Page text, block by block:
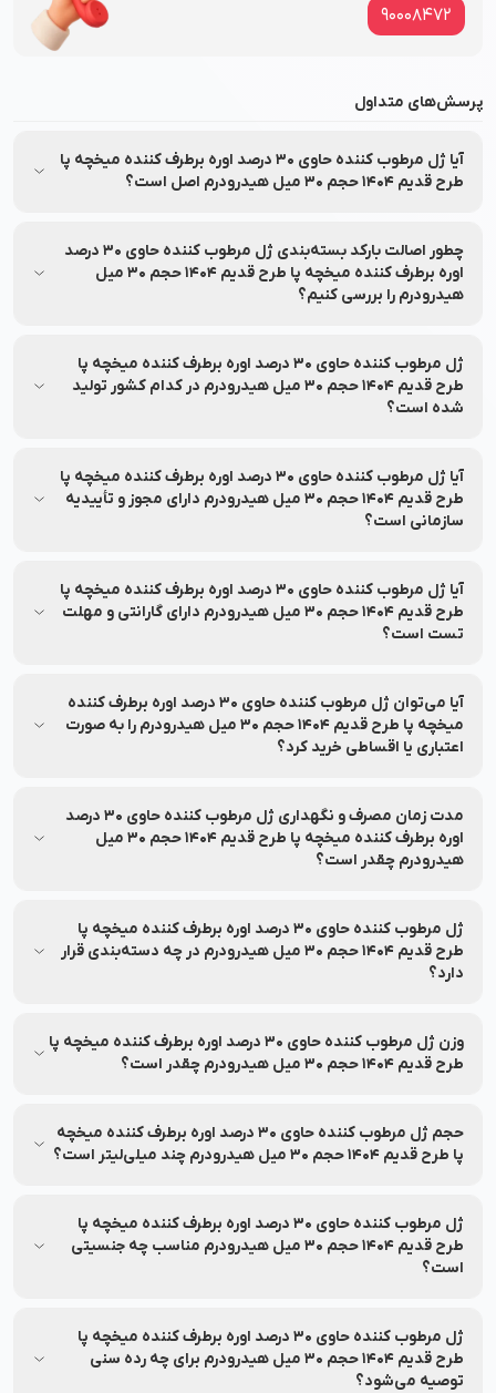
90008472
پرسش‌های متداول
آیا ژل مرطوب کننده حاوی 30 درصد اوره برطرف کننده میخچه پا
طرح قدیم 1404 حجم 30 میل هیدرودرم اصل است؟
طرح قدیم 1404 حجم 30 میل هیدرودرم مستقیماً از شرکت پارس
حیان تهیه شده و تحت برند معتبر هیدرودرم (Hydroderm) تولید
و عرضه شده است و اصالت آن توسط نشاط رخ تضمین می‌شود.
چطور اصالت بارکد بسته‌بندی ژل مرطوب کننده حاوی 30 درصد
اوره برطرف کننده میخچه پا طرح قدیم 1404 حجم 30 میل
هیدرودرم را بررسی کنیم؟
میخچه پا طرح قدیم 1404 حجم 30 میل هیدرودرم را می‌توانید از
طریق اپلیکیشن‌های بررسی اصالت محصول با اسکن بارکد روی
جعبه استعلام بگیرید.
ژل مرطوب کننده حاوی 30 درصد اوره برطرف کننده میخچه پا
طرح قدیم 1404 حجم 30 میل هیدرودرم در کدام کشور تولید
شده است؟
قدیم 1404 حجم 30 میل هیدرودرم توسط برند هیدرودرم در کشور
ایران تولید شده است.
آیا ژل مرطوب کننده حاوی 30 درصد اوره برطرف کننده میخچه پا
طرح قدیم 1404 حجم 30 میل هیدرودرم دارای مجوز و تأییدیه
سازمانی است؟
طرح قدیم 1404 حجم 30 میل هیدرودرم دارای مجوز از وزارت
بهداشت و سازمان غذا و دارو می‌باشد و اطلاعات آن در سامانه رسمی
قابل استعلام است.
آیا ژل مرطوب کننده حاوی 30 درصد اوره برطرف کننده میخچه پا
طرح قدیم 1404 حجم 30 میل هیدرودرم دارای گارانتی و مهلت
تست است؟
طرح قدیم 1404 حجم 30 میل هیدرودرم با گارانتی اصالت و سلامت
فیزیکی محصول ارائه می‌شود تا با اطمینان خرید کنید و تا 7 روز
پس از تحویل سفارش امکان بازگشت آن را دارید.
آیا می‌توان ژل مرطوب کننده حاوی 30 درصد اوره برطرف کننده
میخچه پا طرح قدیم 1404 حجم 30 میل هیدرودرم را به صورت
اعتباری یا اقساطی خرید کرد؟
نشاط رخ می‌توانید بدون نیاز به ضامن و سود، به صورت اعتباری و
اقساطی خرید کنید.
مدت زمان مصرف و نگهداری ژل مرطوب کننده حاوی 30 درصد
اوره برطرف کننده میخچه پا طرح قدیم 1404 حجم 30 میل
هیدرودرم چقدر است؟
قدیم 1404 حجم 30 میل هیدرودرم تا تاریخ انقضا درج شده کاملاً
سالم و اثربخش است! شما می‌توانید با خیال راحت خرید آنلاین انجام
دهید. برای مشاهده تاریخ انقضا، مشخصات محصول را بررسی کنید.
ژل مرطوب کننده حاوی 30 درصد اوره برطرف کننده میخچه پا
طرح قدیم 1404 حجم 30 میل هیدرودرم در چه دسته‌بندی قرار
دارد؟
قدیم 1404 حجم 30 میل هیدرودرم در دسته‌بندی مراقبت و
بهداشت بدن / مراقبت بدن / کرم پا قرار دارد.
وزن ژل مرطوب کننده حاوی 30 درصد اوره برطرف کننده میخچه پا
طرح قدیم 1404 حجم 30 میل هیدرودرم چقدر است؟
درج شده و در صورت نیاز به‌روزرسانی خواهد شد.حجم ژل مرطوب کننده حاوی 30 درصد اوره برطرف کننده میخچه
پا طرح قدیم 1404 حجم 30 میل هیدرودرم چند میلی‌لیتر است؟
محصول درج شده است.
ژل مرطوب کننده حاوی 30 درصد اوره برطرف کننده میخچه پا
طرح قدیم 1404 حجم 30 میل هیدرودرم مناسب چه جنسیتی
است؟
قدیم 1404 حجم 30 میل هیدرودرم مناسب برای عموم افراد
می‌باشد.
ژل مرطوب کننده حاوی 30 درصد اوره برطرف کننده میخچه پا
طرح قدیم 1404 حجم 30 میل هیدرودرم برای چه رده سنی
توصیه می‌شود؟